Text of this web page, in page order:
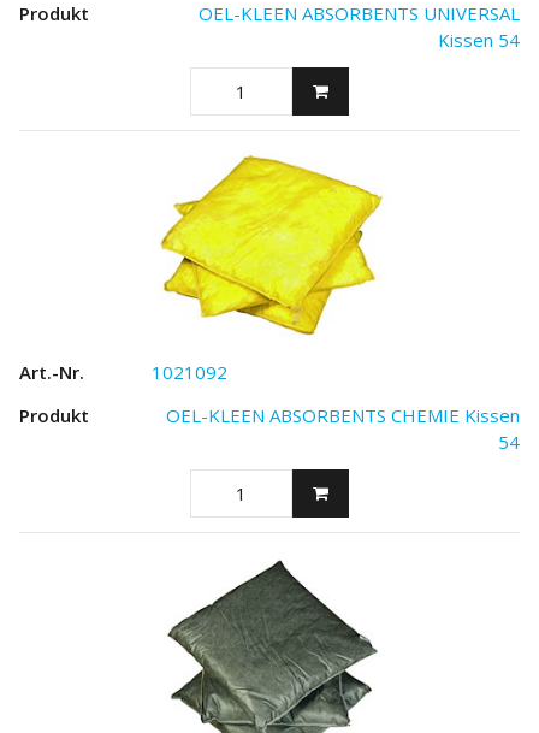
OEL-KLEEN ABSORBENTS UNIVERSAL
Kissen 54
1021092
OEL-KLEEN ABSORBENTS CHEMIE Kissen
54